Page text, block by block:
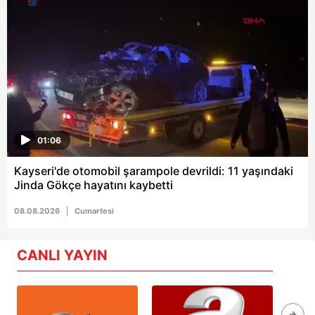
01:06
Kayseri'de otomobil şarampole devrildi: 11 yaşındaki
Jinda Gökçe hayatını kaybetti
08.08.2026 Cumartesi
CANLI YAYIN